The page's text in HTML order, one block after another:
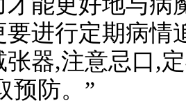
要进行定期病情
张器,注意忌口,
预防。”